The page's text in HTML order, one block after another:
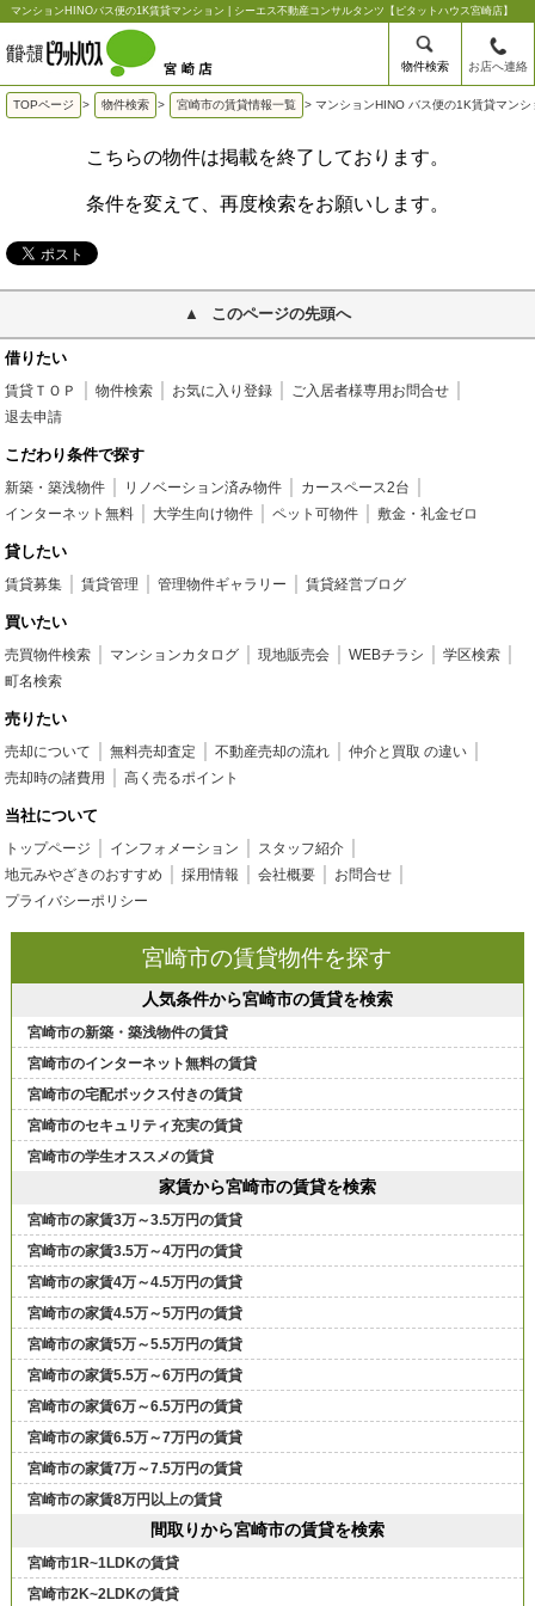
マンションHINOバス便の1K賃貸マンション | シーエス不動産コンサルタンツ【ピタットハウス宮崎店】
物件検索 お店へ連絡
TOPページ > 物件検索 > 宮崎市の賃貸情報一覧 > マンションHINO バス便の1K賃貸マンシ
こちらの物件は掲載を終了しております。
条件を変えて、再度検索をお願いします。
このページの先頭へ
借りたい
賃貸ＴＯＰ 物件検索 お気に入り登録
ご入居者様専用お問合せ
退去申請
こだわり条件で探す
新築・築浅物件 リノベーション済み物件
カースペース2台
インターネット無料
大学生向け物件 ペット可物件 敷金・礼金ゼロ
貸したい
賃貸募集 賃貸管理 管理物件ギャラリー 賃貸経営ブログ
買いたい
売買物件検索 マンションカタログ 現地販売会 WEBチラシ
学区検索
町名検索
売りたい
売却について 無料売却査定 不動産売却の流れ
仲介と買取 の違い
売却時の諸費用
高く売るポイント
当社について
トップページ インフォメーション
スタッフ紹介
地元みやざきのおすすめ
採用情報 会社概要
お問合せ
プライバシーポリシー
宮崎市の賃貸物件を探す
人気条件から宮崎市の賃貸を検索
宮崎市の新築・築浅物件の賃貸
宮崎市のインターネット無料の賃貸
宮崎市の宅配ボックス付きの賃貸
宮崎市のセキュリティ充実の賃貸
宮崎市の学生オススメの賃貸
家賃から宮崎市の賃貸を検索
宮崎市の家賃3万～3.5万円の賃貸
宮崎市の家賃3.5万～4万円の賃貸
宮崎市の家賃4万～4.5万円の賃貸
宮崎市の家賃4.5万～5万円の賃貸
宮崎市の家賃5万～5.5万円の賃貸
宮崎市の家賃5.5万～6万円の賃貸
宮崎市の家賃6万～6.5万円の賃貸
宮崎市の家賃6.5万～7万円の賃貸
宮崎市の家賃7万～7.5万円の賃貸
宮崎市の家賃8万円以上の賃貸
間取りから宮崎市の賃貸を検索
宮崎市1R~1LDKの賃貸
宮崎市2K~2LDKの賃貸